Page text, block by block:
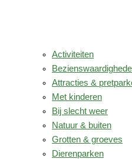
Activiteiten
Attracties &
Met kinderen
Bij slecht weer
Natuur & buiten
Grotten & groeves
Dierenparken